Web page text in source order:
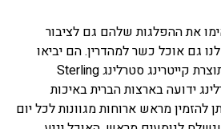
את ההפלגות שלהם גם לציבור
גם אוכל כשר למהדרין. הם יביאו
לאוניה מזון כשר גלאט תוצרת קייטרינג סטרלינג Sterling
ידועה בארצות הברית באיכות
להזמין מראש ארוחות מגוונות לכל יום